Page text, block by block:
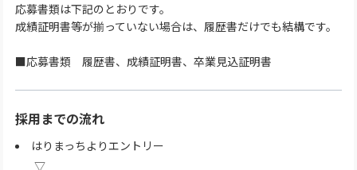
応募書類は下記のとおりです。
成績証明書等が揃っていない場合は、履歴書だけでも結構です。
■応募書類 履歴書、成績証明書、卒業見込証明書
採用までの流れ
はりまっちよりエントリー